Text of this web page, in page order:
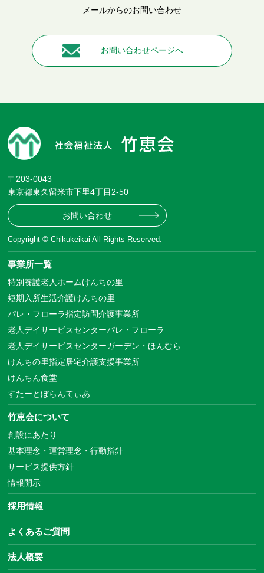
メールからのお問い合わせ
お問い合わせページへ
〒203-0043
東京都東久留米市下里4丁目2-50
お問い合わせ
Copyright © Chikukeikai All Rights Reserved.
事業所一覧
特別養護老人ホームけんちの里
短期入所生活介護けんちの里
パレ・フローラ指定訪問介護事業所
老人デイサービスセンターパレ・フローラ
老人デイサービスセンターガーデン・ほんむら
けんちの里指定居宅介護支援事業所
けんちん食堂
すたーとぼらんてぃあ
竹恵会について
創設にあたり
基本理念・運営理念・行動指針
サービス提供方針
情報開示
採用情報
よくあるご質問
法人概要